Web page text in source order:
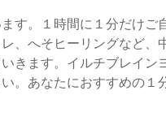
す。１時間に１分だけご
、へそヒーリングなど、
きます。イルチブレイン
。あなたにおすすめの１